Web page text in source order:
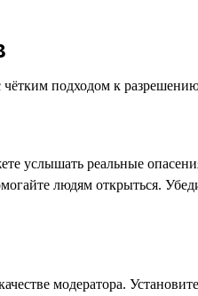
чётким подходом к
услышать реальные
людям открыться.
модератора.